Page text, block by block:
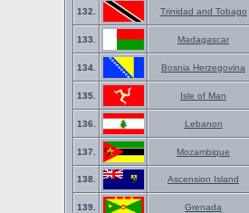
132. Trinidad and Tobago
133. Madagascar
134. Bosnia Herzegovina
135. Isle of Man
136. Lebanon
137. Mozambique
138. Ascension Island
139. Grenada